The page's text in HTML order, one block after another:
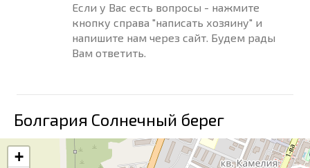
Если у Вас есть вопросы - нажмите
кнопку справа "написать хозяину" и
напишите нам через сайт. Будем рады
Вам ответить.
Болгария Солнечный берег
+